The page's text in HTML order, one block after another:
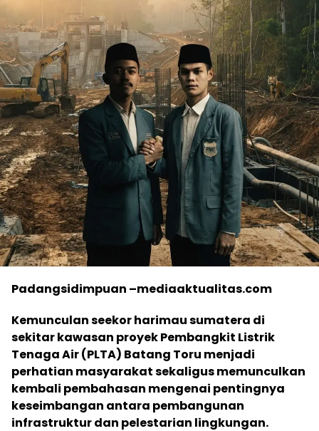
Padangsidimpuan –mediaaktualitas.com
Kemunculan seekor harimau sumatera di
sekitar kawasan proyek Pembangkit Listrik
Tenaga Air (PLTA) Batang Toru menjadi
perhatian masyarakat sekaligus memunculkan
kembali pembahasan mengenai pentingnya
keseimbangan antara pembangunan
infrastruktur dan pelestarian lingkungan.